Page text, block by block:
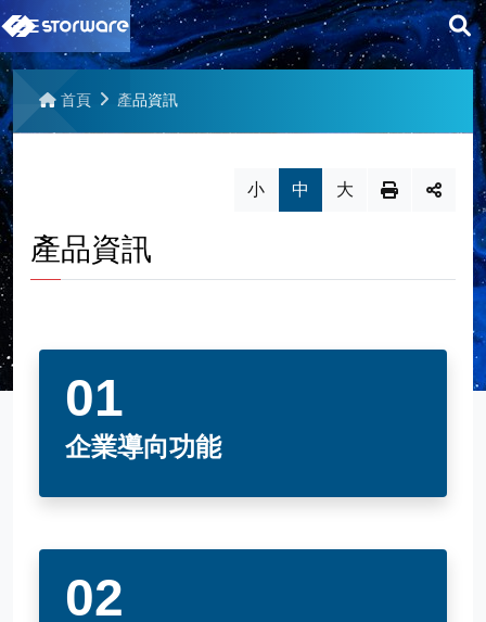
展
搜
回京稘官網
最新消息
企業導向功能
解決方案
聯絡我們
首頁 產品資訊
小 中 大
產品資訊
企業導向功能